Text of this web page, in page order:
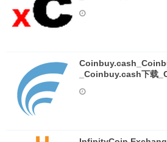
_Coinbuy.cash下载